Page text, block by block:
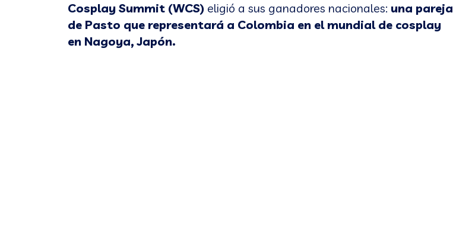
Cosplay Summit (WCS) eligió a sus ganadores nacionales: una pareja
de Pasto que representará a Colombia en el mundial de cosplay
en Nagoya, Japón.